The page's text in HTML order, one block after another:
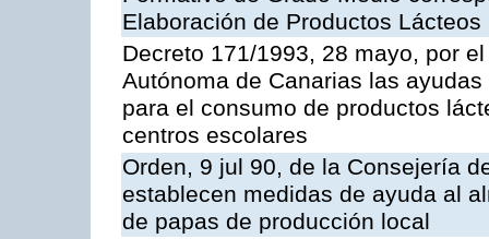
Elaboración de Productos Lácteos
Decreto 171/1993, 28 mayo, por
Autónoma de Canarias las
para el consumo de productos
centros escolares
Orden, 9 jul 90, de la Consejería
establecen medidas de ayuda al
de papas de producción local